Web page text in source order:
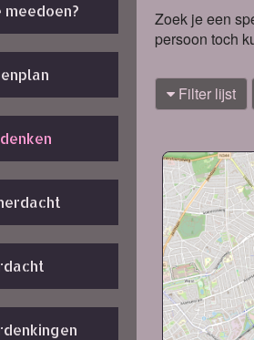
meedoen?
Zoek je een
persoon toch
Filter lijst